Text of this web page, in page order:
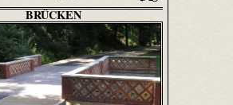
BRÜCKEN